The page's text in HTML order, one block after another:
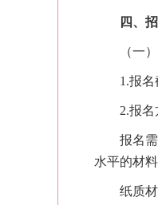
四、
（一）
1.报名
2.报名
报名
水平的材料
纸质